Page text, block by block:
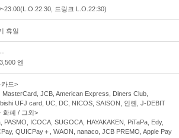
드링크 L.O.22:30)
휴일
엔
드>
MasterCard, JCB, American Express, Diners Club,
UFJ card, UC, DC, NICOS, SAISON, 인롄, J-DEBIT
화폐 / 그외>
PASMO, ICOCA, SUGOCA, HAYAKAKEN, PiTaPa, Edy,
QUICPay＋, WAON, nanaco, JCB PREMO, Apple Pay